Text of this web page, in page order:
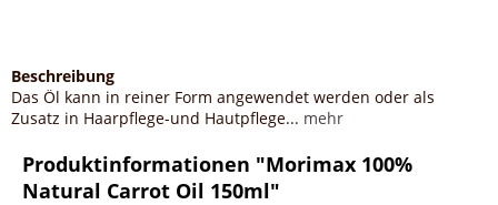
Beschreibung
Das Öl kann in reiner Form angewendet werden oder als
Zusatz in Haarpflege-und Hautpflege... mehr
Produktinformationen "Morimax 100%
Natural Carrot Oil 150ml"